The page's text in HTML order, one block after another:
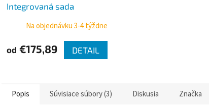
Integrovaná sada
H-3000 rôzne farby
TGETTWIN, rohová
Na objednávku 3-4 týždne
od €175,89 DETAIL
Popis Súvisiace súbory (3) Diskusia Značka